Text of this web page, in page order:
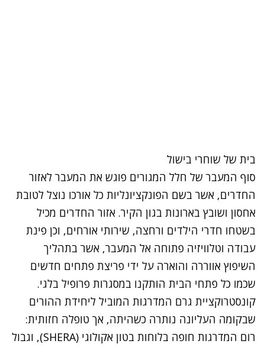
בית של שוחרי בישול
סוף המעבר של חלל המגורים פוגש את המעבר לאזור
החדרים, אשר בשם הפונקציונליות כל אורכו נוצל לטובת
אחסון ושובץ בארונות בגון הקיר. אזור החדרים מכיל
בשטחו חדרי הילדים ורחצה, שירותי אורחים, וכן פינת
עבודה וטלוויזיה פתוחה אל המעבר, אשר בתהליך
השיפוץ אווררה והוארה על ידי פריצת פתחים חדשים
שכמו כל פתחי הבית הותקנו במסגרות פרופיל בלגי.
קונסטרוקציית גרם המדרגות המוביל ליחידת ההורים
שבקומה העליונה נותרה כשהיתה, אך טופלה חזותית:
רום המדרגות חופה בלוחות בטון אקולוגי (SHERA), וגבול